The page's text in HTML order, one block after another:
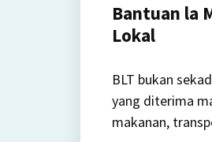
Bantuan la
Lokal
BLT bukan
yang diterima
makanan,